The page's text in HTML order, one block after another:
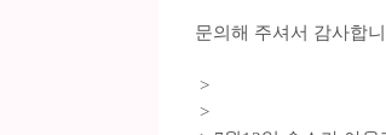
문의해 주셔서 감사합
>
>